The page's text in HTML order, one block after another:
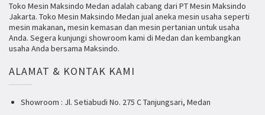
Toko Mesin Maksindo Medan adalah cabang dari PT Mesin Maksindo
Jakarta. Toko Mesin Maksindo Medan jual aneka mesin usaha seperti
mesin makanan, mesin kemasan dan mesin pertanian untuk usaha
Anda. Segera kunjungi showroom kami di Medan dan kembangkan
usaha Anda bersama Maksindo.
ALAMAT & KONTAK KAMI
Showroom : Jl. Setiabudi No. 275 C Tanjungsari, Medan